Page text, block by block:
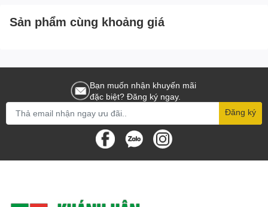
Sản phẩm cùng khoảng giá
Bạn muốn nhận khuyến mãi
đặc biệt? Đăng ký ngay.
Đăng ký